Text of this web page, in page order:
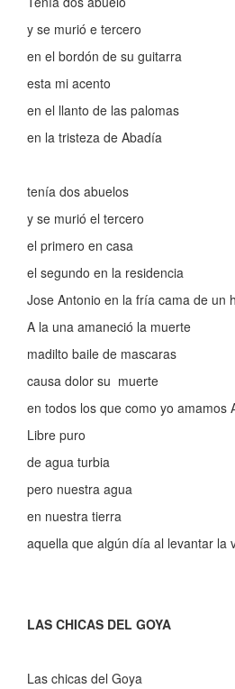
y se murió e tercero
en el bordón de su guitarra
esta mi acento
en el llanto de las palomas
en la tristeza de Abadía
tenía dos abuelos
y se murió el tercero
el primero en casa
el segundo en la residencia
Jose Antonio en la fría cama de un
A la una amaneció la muerte
madilto baile de mascaras
causa dolor su muerte
en todos los que como yo amamos
Libre puro
de agua turbia
pero nuestra agua
en nuestra tierra
aquella que algún día al levantar la
LAS CHICAS DEL GOYA
Las chicas del Goya